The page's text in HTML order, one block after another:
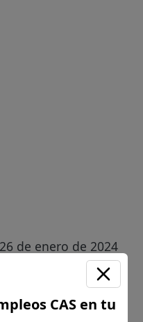
de enero de 2024
de 02:00 p.m. a
de Hoja de Vida
CAS en tu